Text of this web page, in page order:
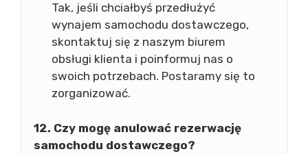
Tak, jeśli chciałbyś przedłużyć
wynajem samochodu dostawczego,
skontaktuj się z naszym biurem
obsługi klienta i poinformuj nas o
swoich potrzebach. Postaramy się to
zorganizować.
12. Czy mogę anulować rezerwację
samochodu dostawczego?